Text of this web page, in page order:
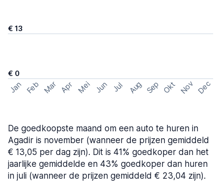
€ 13
€ 0
Jan Feb Mar Apr Mei Jun Jul Aug Sep Okt Nov Dec
De goedkoopste maand om een auto te huren in
Agadir is november (wanneer de prijzen gemiddeld
€ 13,05 per dag zijn). Dit is 41% goedkoper dan het
jaarlijke gemiddelde en 43% goedkoper dan huren
in juli (wanneer de prijzen gemiddeld € 23,04 zijn).